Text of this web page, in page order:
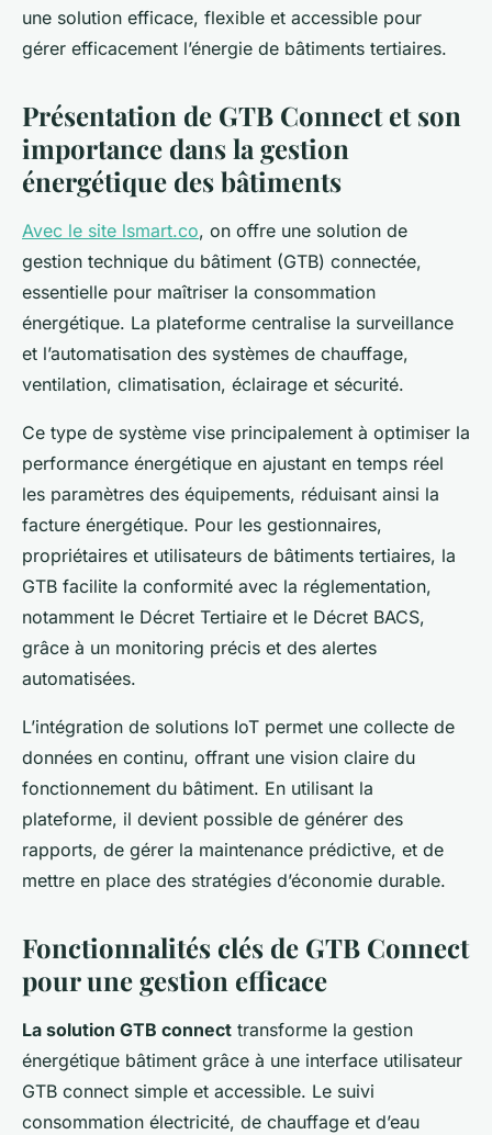
une solution efficace, flexible et accessible pour
gérer efficacement l’énergie de bâtiments tertiaires.
Présentation de GTB Connect et son
importance dans la gestion
énergétique des bâtiments
Avec le site lsmart.co, on offre une solution de
gestion technique du bâtiment (GTB) connectée,
essentielle pour maîtriser la consommation
énergétique. La plateforme centralise la surveillance
et l’automatisation des systèmes de chauffage,
ventilation, climatisation, éclairage et sécurité.
Ce type de système vise principalement à optimiser la
performance énergétique en ajustant en temps réel
les paramètres des équipements, réduisant ainsi la
facture énergétique. Pour les gestionnaires,
propriétaires et utilisateurs de bâtiments tertiaires, la
GTB facilite la conformité avec la réglementation,
notamment le Décret Tertiaire et le Décret BACS,
grâce à un monitoring précis et des alertes
automatisées.
L’intégration de solutions IoT permet une collecte de
données en continu, offrant une vision claire du
fonctionnement du bâtiment. En utilisant la
plateforme, il devient possible de générer des
rapports, de gérer la maintenance prédictive, et de
mettre en place des stratégies d’économie durable.
Fonctionnalités clés de GTB Connect
pour une gestion efficace
La solution GTB connect transforme la gestion
énergétique bâtiment grâce à une interface utilisateur
GTB connect simple et accessible. Le suivi
consommation électricité, de chauffage et d’eau